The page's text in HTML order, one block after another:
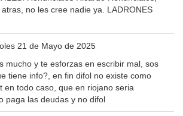
no les cree nadie ya. LADRONES
21 de Mayo de 2025
mucho y te esforzas en escribir mal, sos
tiene info?, en fin difol no existe como
en todo caso, que en riojano seria
paga las deudas y no difol